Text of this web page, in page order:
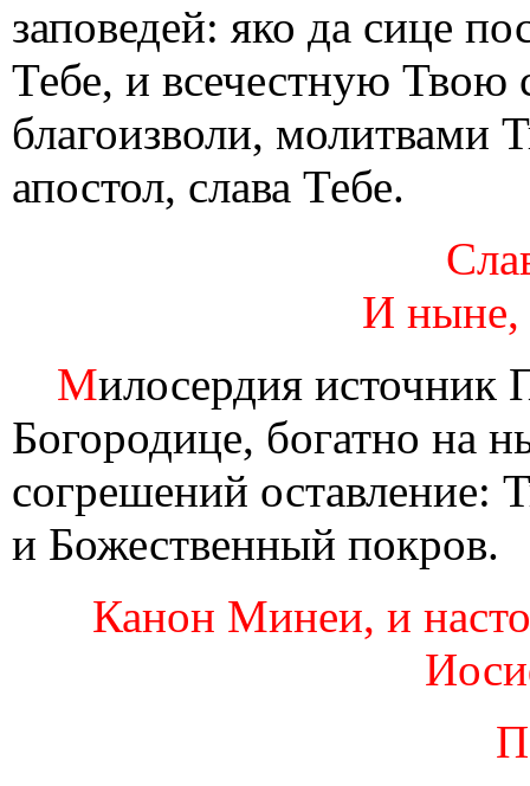
заповедей: яко да сице
Тебе, и всечестную Твою
благоизволи, молитвами
апостол, слава Тебе.
И ныне,
Милосердия источник
Богородице, богатно на
согрешений оставление:
и Божественный покров.
Канон Минеи, и